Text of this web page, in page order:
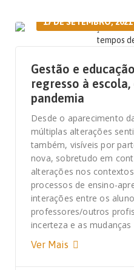
17 DE SETEMBRO, 2021
Gestão e
regresso à
pandemia
Desde o aparecimento
múltiplas alterações
também, visíveis por
nova, sobretudo em
alterações nos
processos de ensino-
interações entre os
professores/outros
incerteza e as
Ver Mais